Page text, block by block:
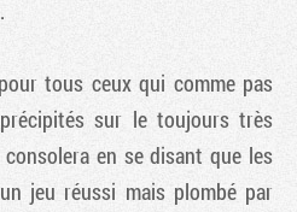
.
tous ceux qui comme pas
sur le toujours très
consolera en se disant que les
jeu réussi mais plombé par